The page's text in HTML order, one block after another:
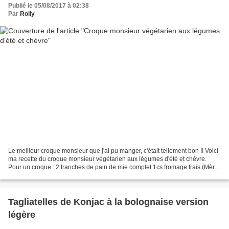
Publié le 05/08/2017 à 02:38
Par Rolly
Le meilleur croque monsieur que j'ai pu manger, c'était tellement bon !! Voici
ma recette du croque monsieur végétarien aux légumes d'été et chèvre.
Pour un croque : 2 tranches de pain de mie complet 1cs fromage frais (Mère
Tagliatelles de Konjac à la bolognaise version
légère